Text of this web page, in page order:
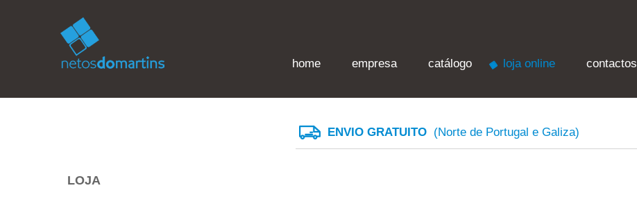
home empresa catálogo loja online contactos
ENVIO GRATUITO (Norte de Portugal e Galiza)
LOJA